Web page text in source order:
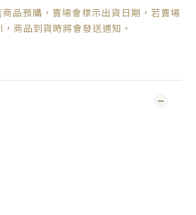
品預購，賣場會標示出貨日期， 若賣場
商品到貨時將會發送通知。